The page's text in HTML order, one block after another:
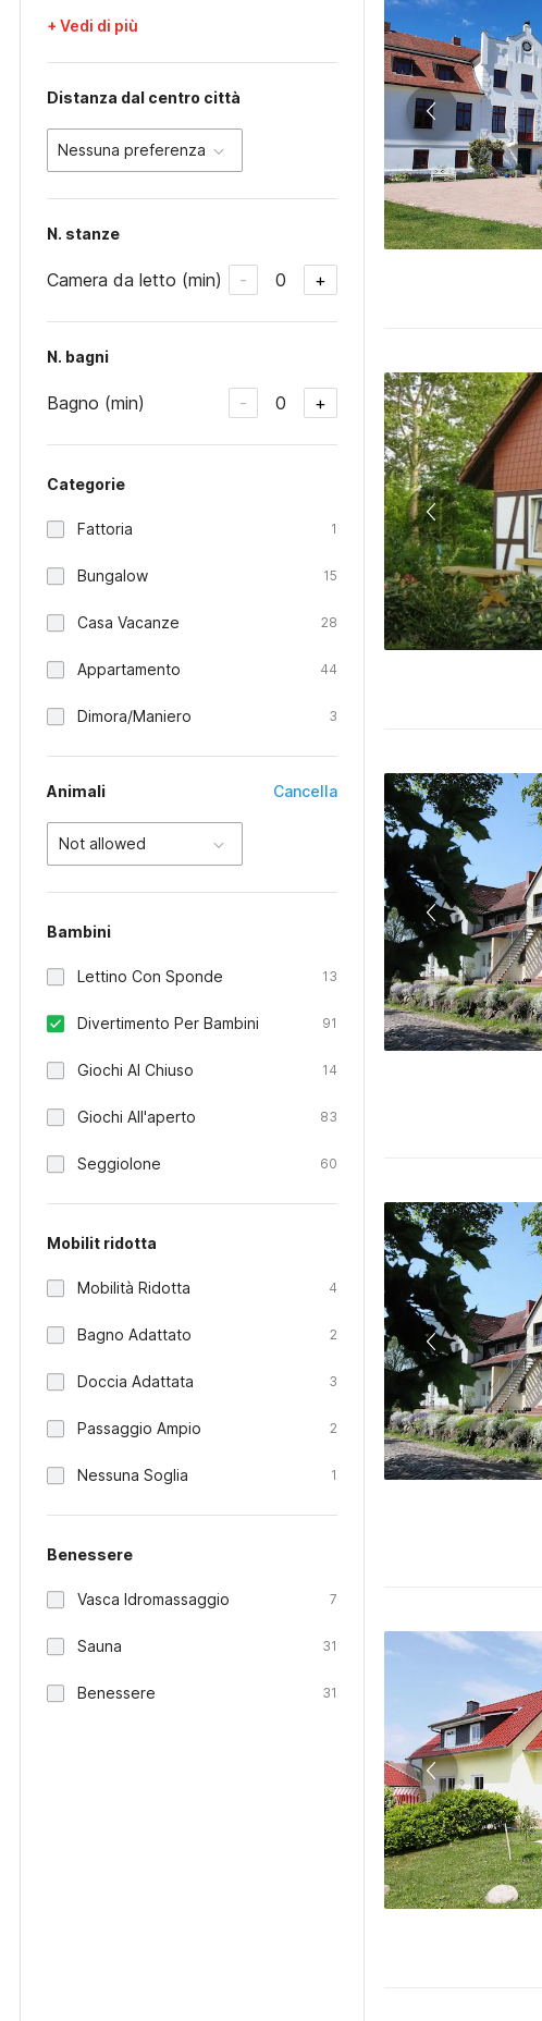
+ Vedi di più
Distanza dal centro città
Nessuna preferenza
N. stanze
Camera da letto (min) - 0 +
N. bagni
Bagno (min) - 0 +
Categorie
Fattoria 1
Bungalow 15
Casa Vacanze 28
Appartamento 44
Dimora/Maniero 3
Animali Cancella
Not allowed
Bambini
Lettino Con Sponde 13
Divertimento Per Bambini 91
Giochi Al Chiuso 14
Giochi All'aperto 83
Seggiolone 60
Mobilit ridotta
Mobilità Ridotta 4
Bagno Adattato 2
Doccia Adattata 3
Passaggio Ampio 2
Nessuna Soglia 1
Benessere
Vasca Idromassaggio 7
Sauna 31
Benessere 31